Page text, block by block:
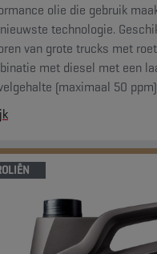
olie die gebruik
technologie.
van grote trucks met
met diesel met een
(maximaal 50